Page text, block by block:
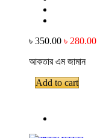
৳ 350.00 ৳ 280.00
আকতার এম জামান
Add to cart